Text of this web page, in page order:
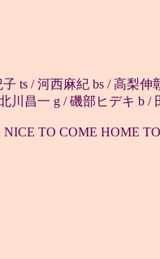
ts / 河西麻紀 bs / 高梨
川昌一 g / 磯部ヒデキ b /
TO COME HOME